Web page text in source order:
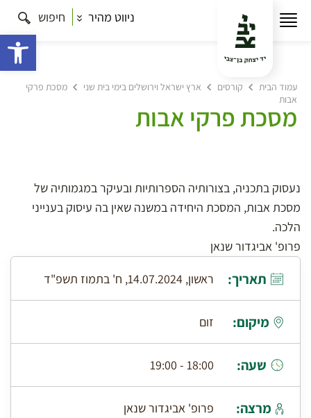
ניווט מהיר חיפוש
עמוד הבית קורסים ארץ ישראל וירושלים בימי בית שני
מסכת פרקי
אבות
מסכת פרקי אבות
נעסוק בתכניה, בצורותיה הספרותיות ובעיקר במגמותיה של
מסכת אבות, המסכת היחידה במשנה שאין בה עיסוק בענייני
הלכה.
פרופ' אביגדור שנאן
תאריך: ראשון, 14.07.2024, ח' בתמוז תשפ"ד
מיקום: זום
שעה: 18:00 - 19:00
מרצה: פרופ' אביגדור שנאן